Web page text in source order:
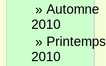
» Automne
2010
» Printemps
2010